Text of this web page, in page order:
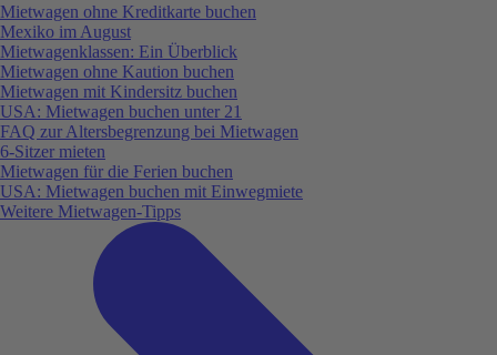
Mietwagen ohne Kreditkarte buchen
Mexiko im August
Mietwagenklassen: Ein Überblick
Mietwagen ohne Kaution buchen
Mietwagen mit Kindersitz buchen
USA: Mietwagen buchen unter 21
FAQ zur Altersbegrenzung bei Mietwagen
6-Sitzer mieten
Mietwagen für die Ferien buchen
USA: Mietwagen buchen mit Einwegmiete
Weitere Mietwagen-Tipps